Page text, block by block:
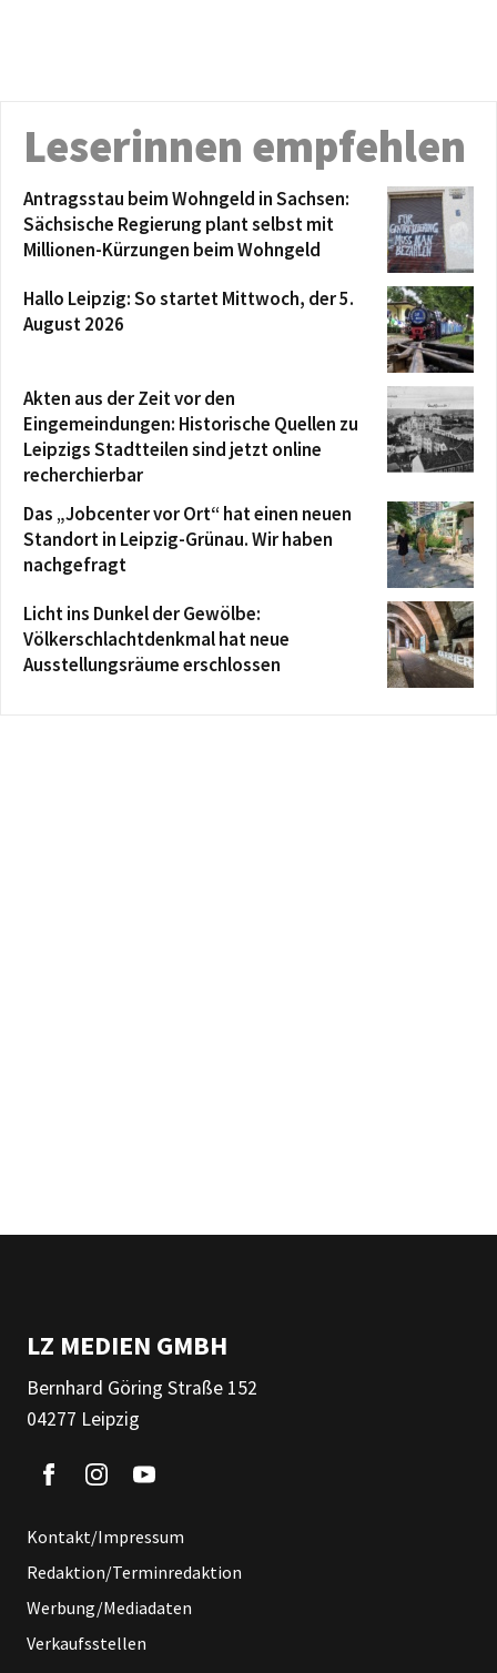
Leserinnen empfehlen
Antragsstau beim Wohngeld in Sachsen:
Sächsische Regierung plant selbst mit
Millionen-Kürzungen beim Wohngeld
Hallo Leipzig: So startet Mittwoch, der 5.
August 2026
Akten aus der Zeit vor den
Eingemeindungen: Historische Quellen zu
Leipzigs Stadtteilen sind jetzt online
recherchierbar
Das „Jobcenter vor Ort“ hat einen neuen
Standort in Leipzig-Grünau. Wir haben
nachgefragt
Licht ins Dunkel der Gewölbe:
Völkerschlachtdenkmal hat neue
Ausstellungsräume erschlossen
LZ MEDIEN GMBH
Bernhard Göring Straße 152
04277 Leipzig
Kontakt/Impressum
Redaktion/Terminredaktion
Werbung/Mediadaten
Verkaufsstellen